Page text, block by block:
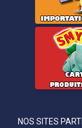
NOS SITES